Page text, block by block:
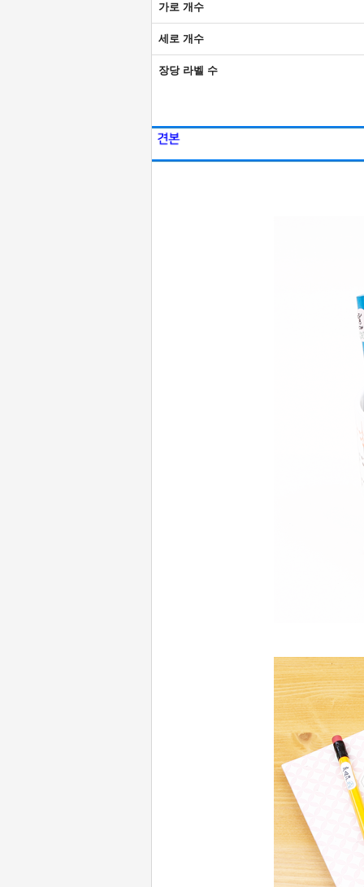
가로 개수
세로 개수
장당 라벨 수